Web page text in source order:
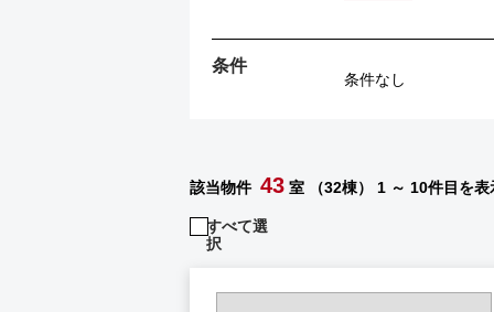
条件
条件なし
該当物件 43 室 （32棟） 1 ～ 10件目を表
すべて選
択